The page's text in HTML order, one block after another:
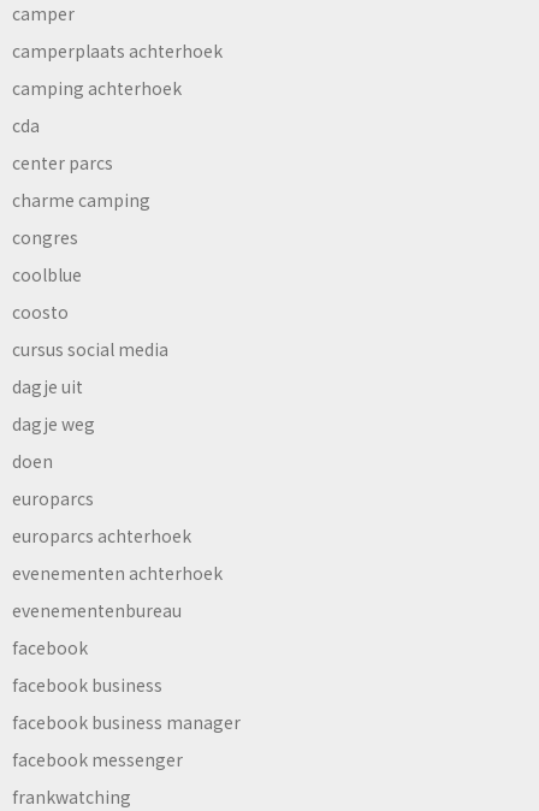
camper
camperplaats achterhoek
camping achterhoek
cda
center parcs
charme camping
congres
coolblue
coosto
cursus social media
dagje uit
dagje weg
doen
europarcs
europarcs achterhoek
evenementen achterhoek
evenementenbureau
facebook
facebook business
facebook business manager
facebook messenger
frankwatching